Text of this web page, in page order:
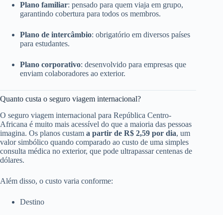
Plano familiar: pensado para quem viaja em grupo,
garantindo cobertura para todos os membros.
Plano de intercâmbio: obrigatório em diversos países
para estudantes.
Plano corporativo: desenvolvido para empresas que
enviam colaboradores ao exterior.
Quanto custa o seguro viagem internacional?
O seguro viagem internacional para República Centro-
Africana é muito mais acessível do que a maioria das pessoas
imagina. Os planos custam a partir de R$ 2,59 por dia, um
valor simbólico quando comparado ao custo de uma simples
consulta médica no exterior, que pode ultrapassar centenas de
dólares.
Além disso, o custo varia conforme:
Destino